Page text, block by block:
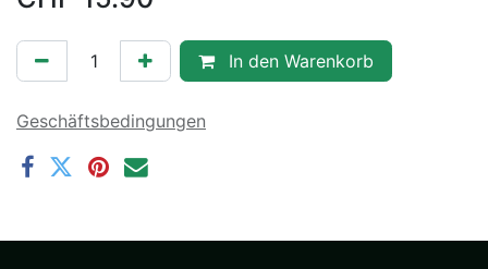
In den Warenkorb
Geschäftsbedingungen